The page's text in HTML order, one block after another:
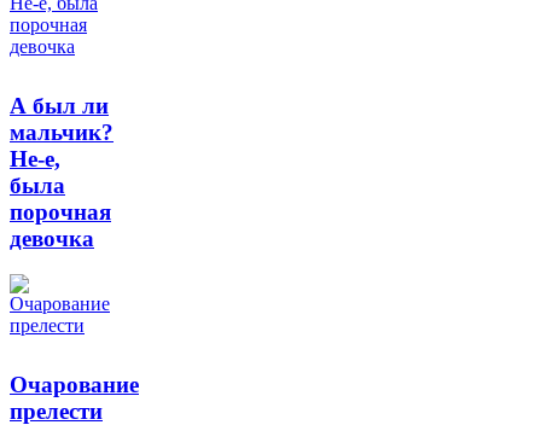
А был ли
мальчик?
Не-е,
была
порочная
девочка
Очарование
прелести